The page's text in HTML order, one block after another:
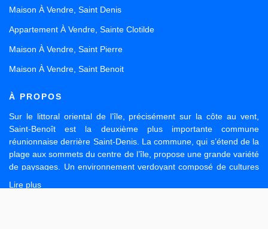
Maison À Vendre, Saint Denis
Appartement À Vendre, Sainte Clotilde
Maison À Vendre, Saint Pierre
Maison À Vendre, Saint Benoit
À PROPOS
Sur le littoral oriental de l’île, précisément sur la côte au vent,
Saint-Benoît est la deuxième plus importante commune
réunionnaise derrière Saint-Denis. La commune, qui s’étend de la
plage aux sommets du centre de l’île, propose une grande variété
de paysages. Un environnement verdoyant composé de cultures
Lire plus